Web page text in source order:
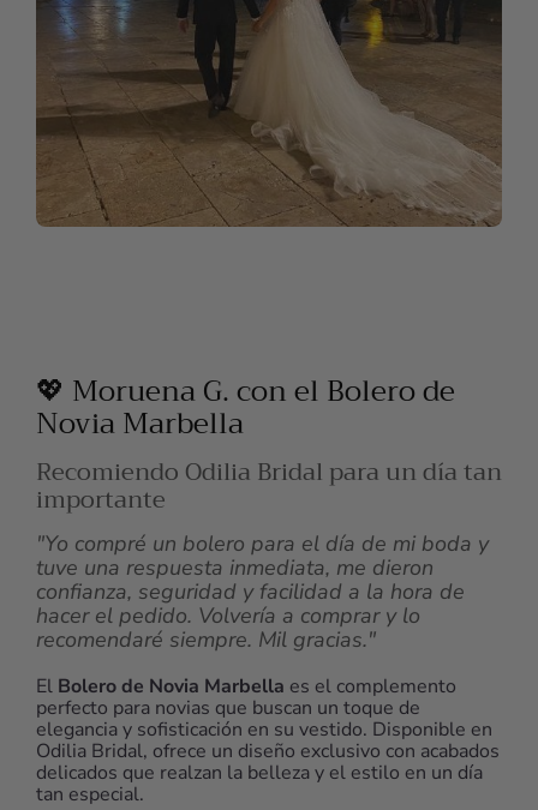
💖 Moruena G. con el Bolero de
Novia Marbella
Recomiendo Odilia Bridal para un día tan
importante
"Yo compré un bolero para el día de mi boda y
tuve una respuesta inmediata, me dieron
confianza, seguridad y facilidad a la hora de
hacer el pedido. Volvería a comprar y lo
recomendaré siempre. Mil gracias."
El Bolero de Novia Marbella es el complemento
perfecto para novias que buscan un toque de
elegancia y sofisticación en su vestido. Disponible en
Odilia Bridal, ofrece un diseño exclusivo con acabados
delicados que realzan la belleza y el estilo en un día
tan especial.